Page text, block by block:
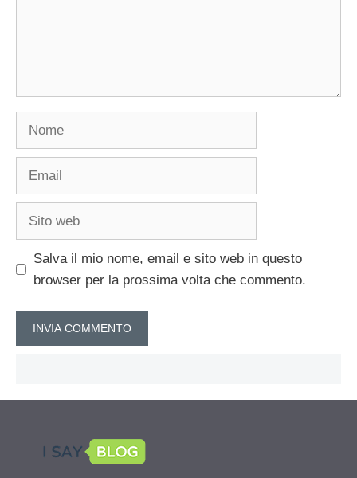
Nome
Email
Sito
Salva il mio nome, email e sito web in questo
browser per la prossima volta che commento.